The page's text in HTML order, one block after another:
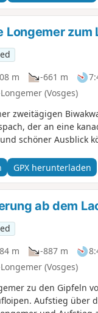
Longemer zum
m -661 m
(Vosges)
zweitägigen
der an eine
schöner Ausblick
GPX herunterladen
ab dem
m -887 m
(Vosges)
zu den Gipfeln
Aufstieg über